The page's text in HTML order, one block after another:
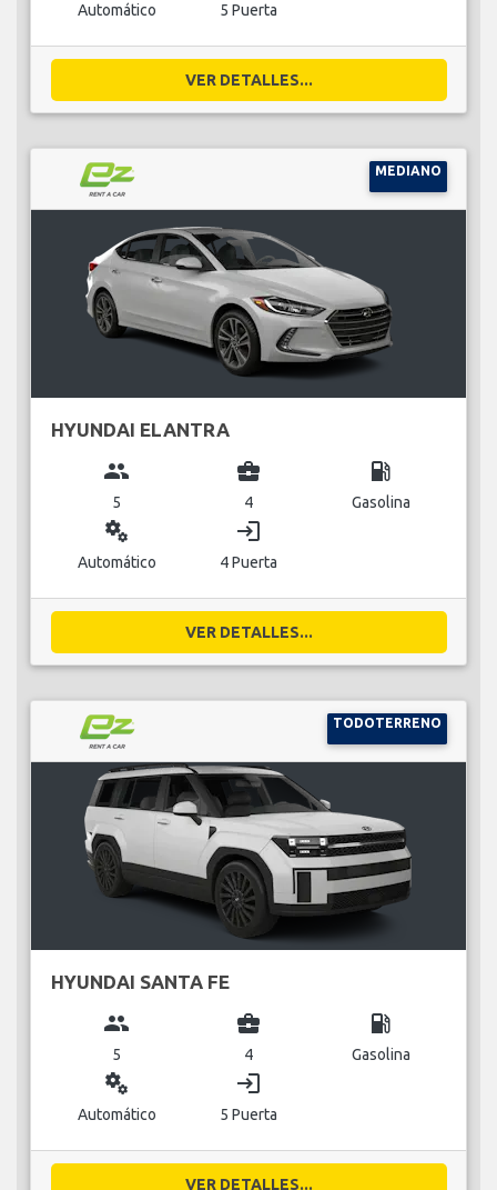
Automático 5 Puerta
VER DETALLES...
MEDIANO
HYUNDAI ELANTRA
group
5
business_center
4
local_gas_station
Gasolina
miscellaneous_services
Automático
login
4 Puerta
VER DETALLES...
TODOTERRENO
HYUNDAI SANTA FE
group
5
business_center
4
local_gas_station
Gasolina
miscellaneous_services
Automático
login
5 Puerta
VER DETALLES...